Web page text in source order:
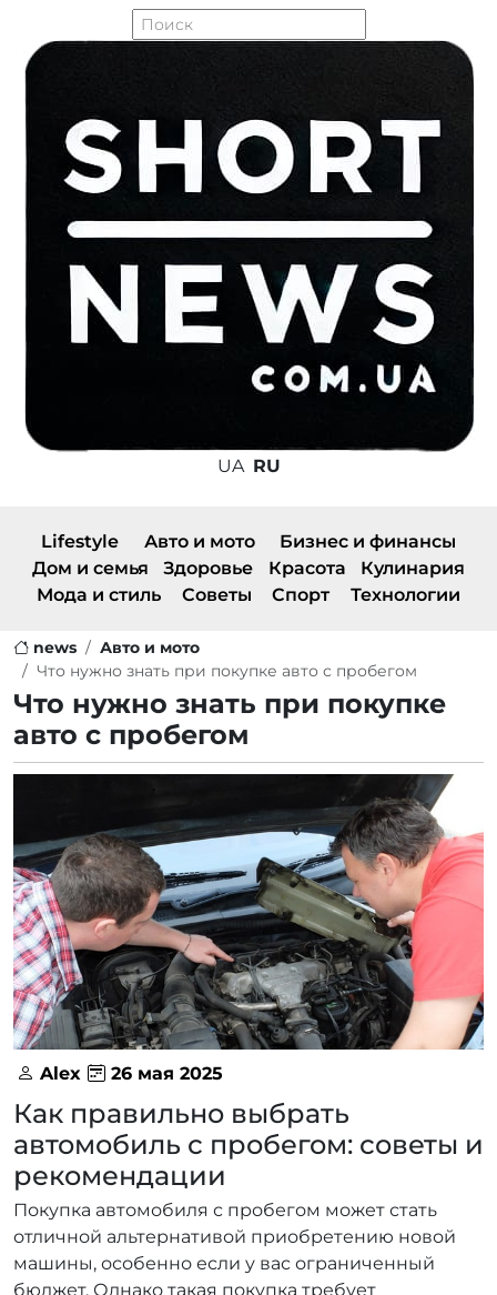
UA RU
Lifestyle Авто и мото
Бизнес и финансы
Дом и семья
Здоровье Красота
Кулинария
Мода и стиль
Советы Спорт Технологии
news
Авто и мото
Что нужно знать при покупке авто с пробегом
Что нужно знать при покупке
авто с пробегом
Alex 26 мая 2025
Как правильно выбрать
автомобиль с пробегом: советы и
рекомендации
Покупка автомобиля с пробегом может стать
отличной альтернативой приобретению новой
машины, особенно если у вас ограниченный
бюджет. Однако такая покупка требует